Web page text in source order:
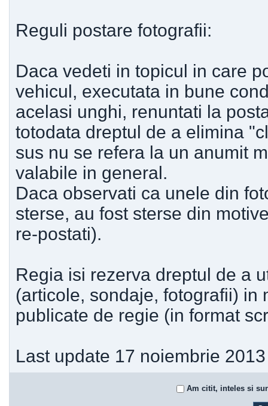
Reguli postare fotografii:
Daca vedeti in topicul in care
vehicul, executata in bune
acelasi unghi, renuntati la
totodata dreptul de a elimina
sus nu se refera la un anumit
valabile in general.
Daca observati ca unele din
sterse, au fost sterse din
re-postati).
Regia isi rezerva dreptul de a
(articole, sondaje, fotografii) in
publicate de regie (in format
Last update 17 noiembrie 2013
Am citit, inteles si